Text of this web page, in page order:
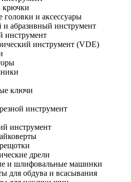
крючки
головки и аксессуары
абразивный инструмент
инструмент
инструмент (VDE)
ключи
инструмент
инструмент
дрели
и шлифовальные машинки
для обдува и всасывания